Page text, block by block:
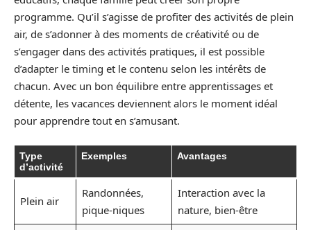
programme. Qu’il s’agisse de profiter des activités de plein
air, de s’adonner à des moments de créativité ou de
s’engager dans des activités pratiques, il est possible
d’adapter le timing et le contenu selon les intérêts de
chacun. Avec un bon équilibre entre apprentissages et
détente, les vacances deviennent alors le moment idéal
pour apprendre tout en s’amusant.
Type
d’activité
Exemples Avantages
Plein air
Randonnées,
pique-niques
Interaction avec la
nature, bien-être